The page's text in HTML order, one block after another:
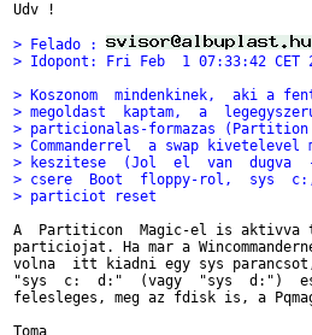
Udv !
> Felado :
> Idopont: Fri Feb  1 07:33:42 CET
> Koszonom  mindenkinek,  aki a
> megoldast  kaptam,  a
> particionalas-formazas (Partition
> Commanderrel  a swap kivetelevel
> keszitese  (Jol  el  van  dugva  -
> csere  Boot  floppy-rol,  sys
> particiot reset
A  Partiticon  Magic-el is aktivva
particiojat. Ha mar a
volna  itt kiadni egy sys
"sys  c:  d:"  (vagy  "sys  d:")
felesleges, meg az fdisk is, a